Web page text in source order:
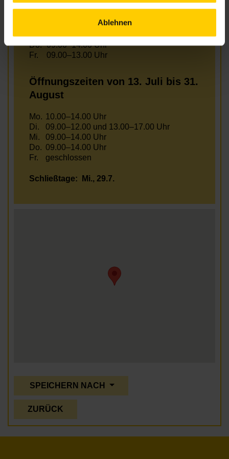
Ablehnen
12.00–17.00 Uhr
Mi.
13.00–18.00 Uhr
Do. 09.00–14.00 Uhr
Fr.
09.00–13.00 Uhr
Öffnungszeiten von 13. Juli bis 31.
August
Mo. 10.00–14.00 Uhr
Di.
09.00–12.00 und 13.00–17.00 Uhr
Mi.
09.00–14.00 Uhr
Do. 09.00–14.00 Uhr
Fr.
geschlossen
Schließtage: Mi., 29.7.
SPEICHERN NACH
ZURÜCK